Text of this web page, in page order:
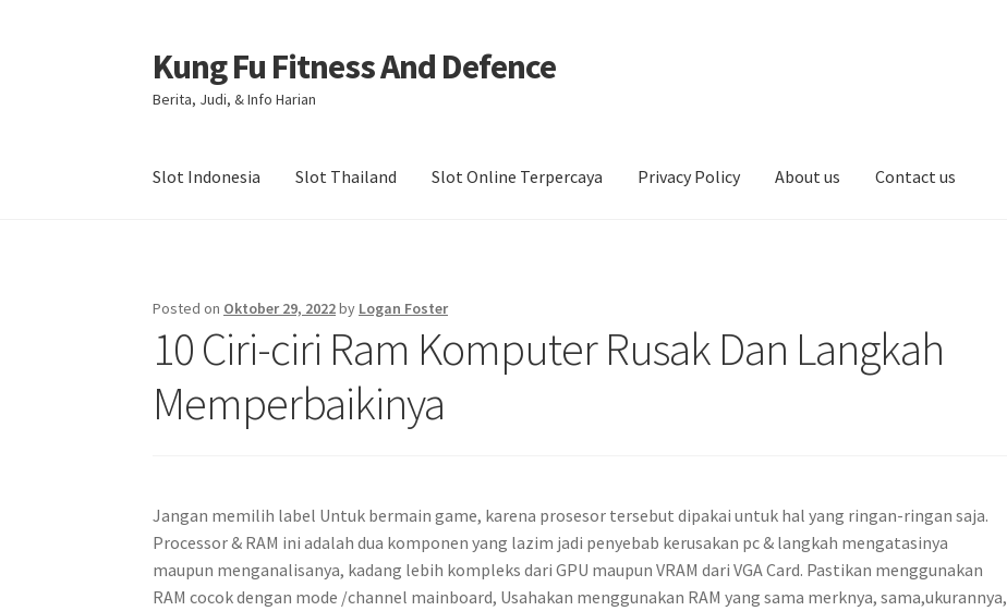
Skip
to
navigation
Skip
to
content
Kung Fu Fitness And Defence
Berita, Judi, & Info Harian
Slot Indonesia Slot Thailand Slot Online Terpercaya Privacy Policy About us Contact us
Posted on Oktober 29, 2022by Logan Foster
10 Ciri-ciri Ram Komputer Rusak Dan Langkah
Memperbaikinya
Jangan memilih label Untuk bermain game, karena prosesor tersebut dipakai untuk hal yang ringan-ringan saja.
Processor & RAM ini adalah dua komponen yang lazim jadi penyebab kerusakan pc & langkah mengatasinya
maupun menganalisanya, kadang lebih kompleks dari GPU maupun VRAM dari VGA Card. Pastikan menggunakan
RAM cocok dengan mode /channel mainboard, Usahakan menggunakan RAM yang sama merknya, sama,ukurannya,